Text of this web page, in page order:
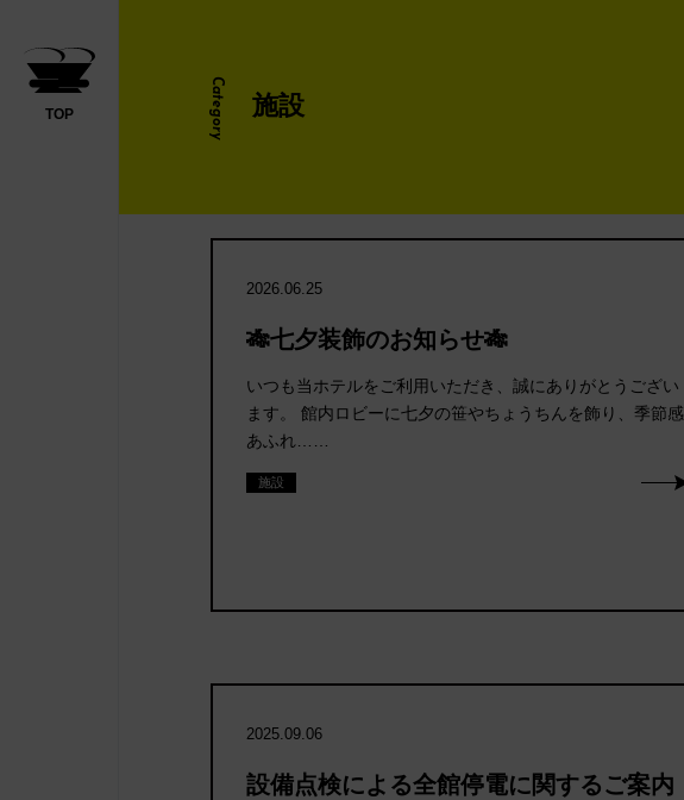
TOP Category 施設
2026.06.25
🎋七夕装飾のお知らせ🎋
いつも当ホテルをご利用いただき、誠にありがとうござい
ます。 館内ロビーに七夕の笹やちょうちんを飾り、季節感
あふれ……
施設
2025.09.06
設備点検による全館停電に関するご案内